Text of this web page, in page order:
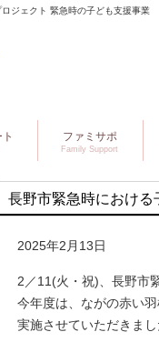
ジェクト 緊急時の子ども支援事業
ファミサポ
Family Support
長野市緊急時におけ
2025年2月13日
2／11(火・祝)、長野市
今年度は、ながの赤い
実施させていただきまし